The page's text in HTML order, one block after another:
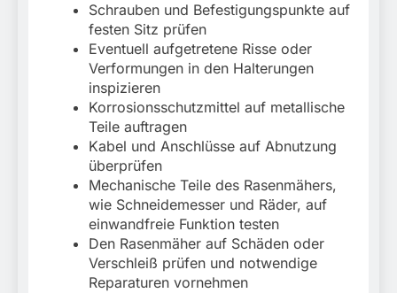
Schrauben und Befestigungspunkte auf
festen Sitz prüfen
Eventuell aufgetretene Risse oder
Verformungen in den Halterungen
inspizieren
Korrosionsschutzmittel auf metallische
Teile auftragen
Kabel und Anschlüsse auf Abnutzung
überprüfen
Mechanische Teile des Rasenmähers,
wie Schneidemesser und Räder, auf
einwandfreie Funktion testen
Den Rasenmäher auf Schäden oder
Verschleiß prüfen und notwendige
Reparaturen vornehmen